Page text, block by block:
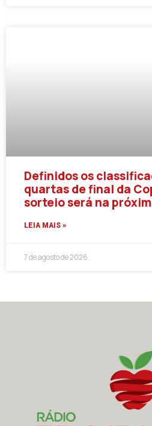
Definidos os
quartas de final da
sorteio será na
LEIA MAIS »
7 de agosto de 2026